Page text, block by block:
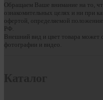
Обращаем Ваше внимание на то,
ознакомительных целях и ни при
офертой, определяемой
РФ.
Внешний вид и цвет товара может
фотографии и видео.